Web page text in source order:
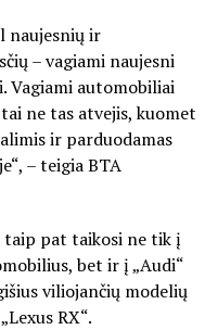
naujesnių ir
– vagiami naujesni
Vagiami automobiliai
ne tas atvejis, kuomet
ir parduodamas
– teigia BTA
taip pat taikosi ne tik į
bet ir į „Audi“
viliojančių modelių
RX“.